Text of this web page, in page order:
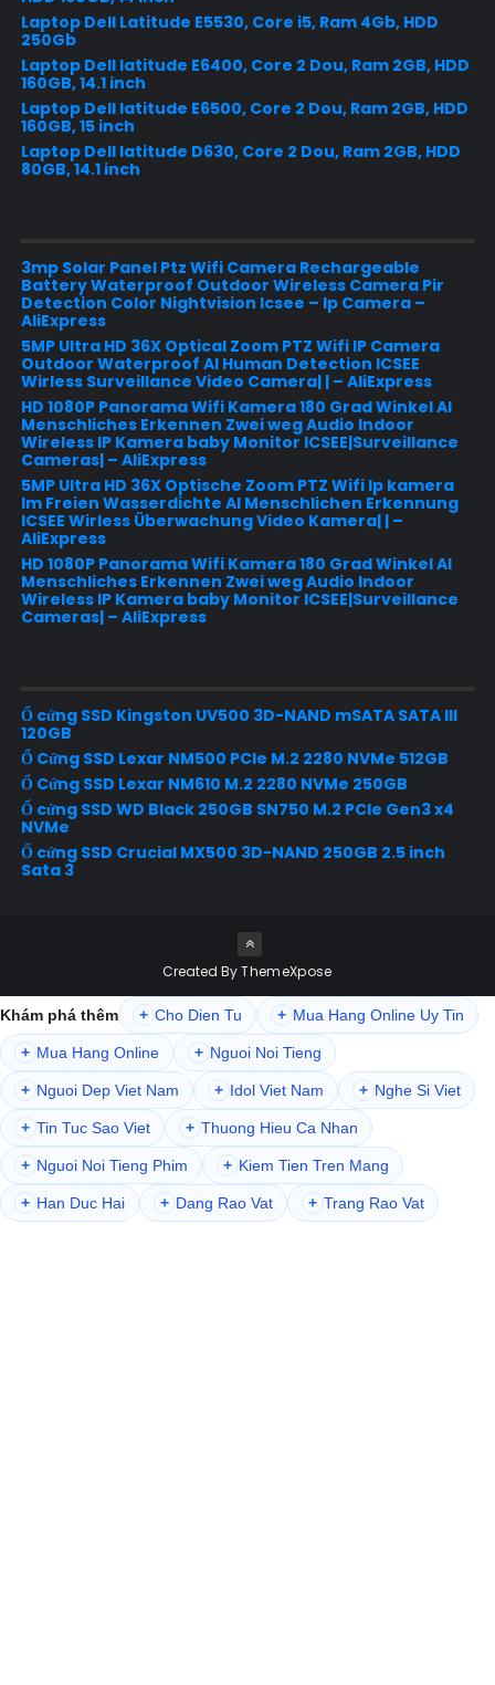
Laptop Dell Latitude E5530, Core i5, Ram 4Gb, HDD
250Gb
Laptop Dell latitude E6400, Core 2 Dou, Ram 2GB, HDD
160GB, 14.1 inch
Laptop Dell latitude E6500, Core 2 Dou, Ram 2GB, HDD
160GB, 15 inch
Laptop Dell latitude D630, Core 2 Dou, Ram 2GB, HDD
80GB, 14.1 inch
3mp Solar Panel Ptz Wifi Camera Rechargeable
Battery Waterproof Outdoor Wireless Camera Pir
Detection Color Nightvision Icsee – Ip Camera –
AliExpress
5MP Ultra HD 36X Optical Zoom PTZ Wifi IP Camera
Outdoor Waterproof AI Human Detection ICSEE
Wirless Surveillance Video Camera| | – AliExpress
HD 1080P Panorama Wifi Kamera 180 Grad Winkel AI
Menschliches Erkennen Zwei weg Audio Indoor
Wireless IP Kamera baby Monitor ICSEE|Surveillance
Cameras| – AliExpress
5MP Ultra HD 36X Optische Zoom PTZ Wifi Ip kamera
Im Freien Wasserdichte AI Menschlichen Erkennung
ICSEE Wirless Überwachung Video Kamera| | –
AliExpress
HD 1080P Panorama Wifi Kamera 180 Grad Winkel AI
Menschliches Erkennen Zwei weg Audio Indoor
Wireless IP Kamera baby Monitor ICSEE|Surveillance
Cameras| – AliExpress
Ổ cứng SSD Kingston UV500 3D-NAND mSATA SATA III
120GB
Ổ Cứng SSD Lexar NM500 PCIe M.2 2280 NVMe 512GB
Ổ Cứng SSD Lexar NM610 M.2 2280 NVMe 250GB
Ổ cứng SSD WD Black 250GB SN750 M.2 PCIe Gen3 x4
NVMe
Ổ cứng SSD Crucial MX500 3D-NAND 250GB 2.5 inch
Sata 3
Created ByThemeXpose
Khám phá thêm + Cho Dien Tu + Mua Hang Online Uy Tin
+ Mua Hang Online + Nguoi Noi Tieng
+ Nguoi Dep Viet Nam + Idol Viet Nam + Nghe Si Viet
+ Tin Tuc Sao Viet + Thuong Hieu Ca Nhan
+ Nguoi Noi Tieng Phim + Kiem Tien Tren Mang
+ Han Duc Hai + Dang Rao Vat + Trang Rao Vat